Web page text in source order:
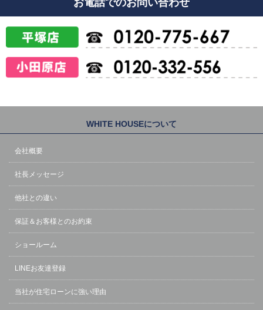
お電話でのお問い合わせ
WHITE HOUSEについて
会社概要
社長メッセージ
他社との違い
保証＆お客様とのお約束
ショールーム
LINEお友達登録
当社が住宅ローンに強い理由